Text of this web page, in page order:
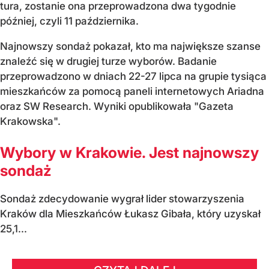
tura, zostanie ona przeprowadzona dwa tygodnie
później, czyli 11 października.
Najnowszy sondaż pokazał, kto ma największe szanse
znaleźć się w drugiej turze wyborów. Badanie
przeprowadzono w dniach 22-27 lipca na grupie tysiąca
mieszkańców za pomocą paneli internetowych Ariadna
oraz SW Research. Wyniki opublikowała "Gazeta
Krakowska".
Wybory w Krakowie. Jest najnowszy
sondaż
Sondaż zdecydowanie wygrał lider stowarzyszenia
Kraków dla Mieszkańców Łukasz Gibała, który uzyskał
25,1...